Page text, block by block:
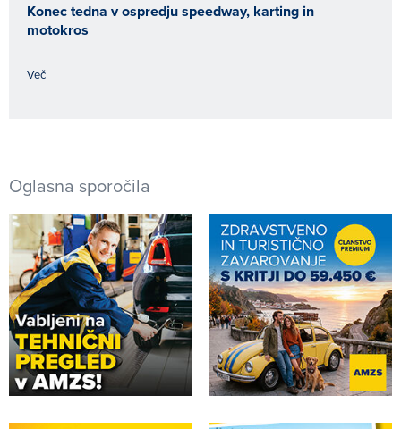
Konec tedna v ospredju speedway, karting in
motokros
Več
Oglasna sporočila